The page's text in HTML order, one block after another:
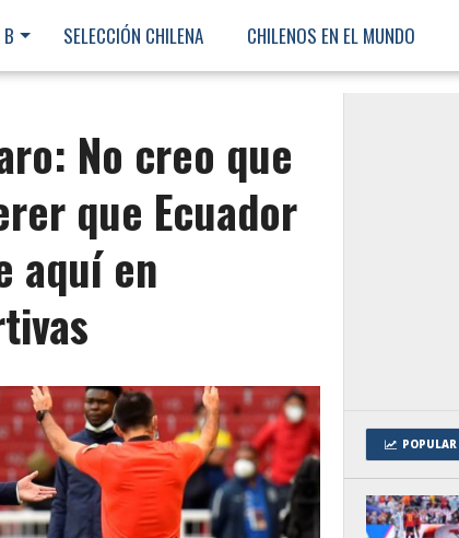
SELECCIÓN CHILENA CHILENOS EN EL MUNDO
No creo que
que Ecuador
aquí en
POPULAR